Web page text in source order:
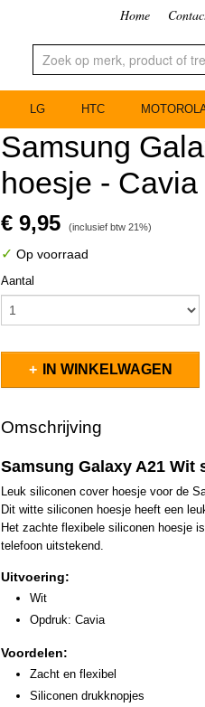
Home
LG HTC
Samsung
hoesje - Cavia
€ 9,95 (inclusief btw 21%)
✓ Op voorraad
Aantal
IN WINKELWAGEN
Omschrijving
Samsung Galaxy A21
Leuk siliconen cover hoesje voor de
Dit witte siliconen hoesje heeft een
Het zachte flexibele siliconen hoesje
telefoon uitstekend.
Uitvoering:
Wit
Opdruk: Cavia
Voordelen:
Zacht en flexibel
Siliconen drukknopjes